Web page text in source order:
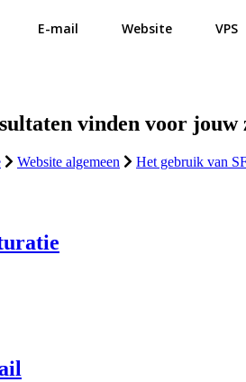
E-mail Website VPS
vinden voor jouw
Website algemeen Het gebruik van